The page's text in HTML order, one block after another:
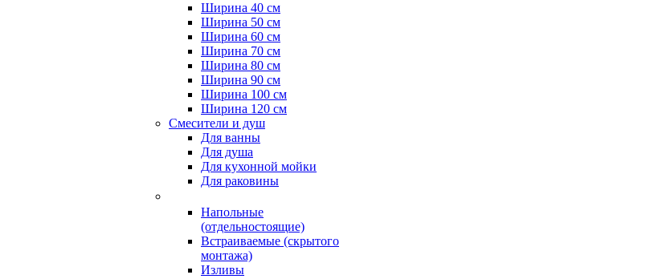
Ширина 40 см
Ширина 50 см
Ширина 60 см
Ширина 70 см
Ширина 80 см
Ширина 90 см
Ширина 100 см
Ширина 120 см
Смесители и душ
Для ванны
Для душа
Для кухонной мойки
Для раковины
Напольные
(отдельностоящие)
Встраиваемые (скрытого
монтажа)
Изливы